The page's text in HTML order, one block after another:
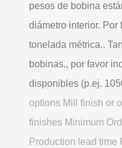
pesos de bobina
diámetro interior.
tonelada métrica..
bobinas., por favor
disponibles (p.ej.
options Mill finish or
finishes Minimum
Production lead time